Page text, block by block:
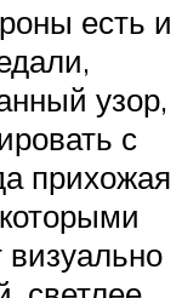
есть и
узор,
с
прихожая
визуально